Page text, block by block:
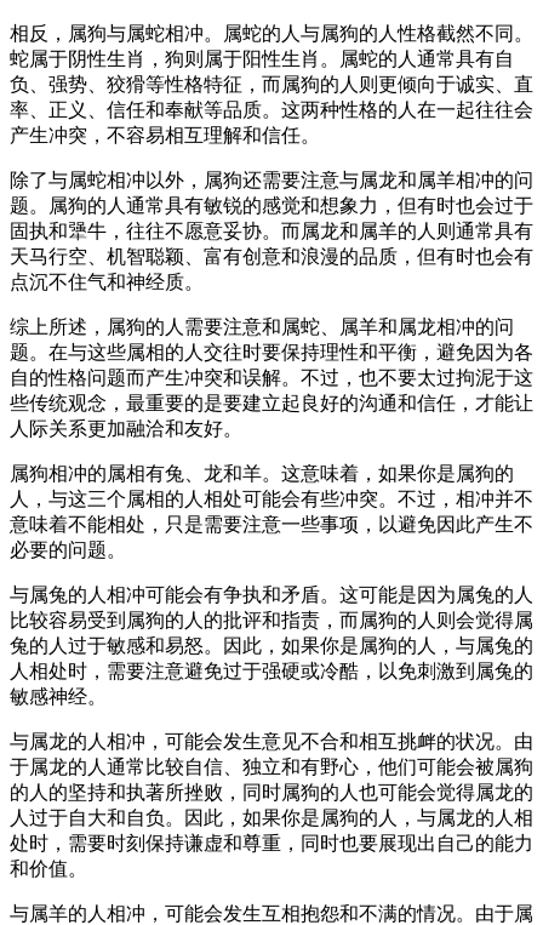
相反，属狗与属蛇相冲。属蛇的人与属狗的人性格截然不同。
蛇属于阴性生肖，狗则属于阳性生肖。属蛇的人通常具有自
负、强势、狡猾等性格特征，而属狗的人则更倾向于诚实、直
率、正义、信任和奉献等品质。这两种性格的人在一起往往会
产生冲突，不容易相互理解和信任。
除了与属蛇相冲以外，属狗还需要注意与属龙和属羊相冲的问
题。属狗的人通常具有敏锐的感觉和想象力，但有时也会过于
固执和犟牛，往往不愿意妥协。而属龙和属羊的人则通常具有
天马行空、机智聪颖、富有创意和浪漫的品质，但有时也会有
点沉不住气和神经质。
综上所述，属狗的人需要注意和属蛇、属羊和属龙相冲的问
题。在与这些属相的人交往时要保持理性和平衡，避免因为各
自的性格问题而产生冲突和误解。不过，也不要太过拘泥于这
些传统观念，最重要的是要建立起良好的沟通和信任，才能让
人际关系更加融洽和友好。
属狗相冲的属相有兔、龙和羊。这意味着，如果你是属狗的
人，与这三个属相的人相处可能会有些冲突。不过，相冲并不
意味着不能相处，只是需要注意一些事项，以避免因此产生不
必要的问题。
与属兔的人相冲可能会有争执和矛盾。这可能是因为属兔的人
比较容易受到属狗的人的批评和指责，而属狗的人则会觉得属
兔的人过于敏感和易怒。因此，如果你是属狗的人，与属兔的
人相处时，需要注意避免过于强硬或冷酷，以免刺激到属兔的
敏感神经。
与属龙的人相冲，可能会发生意见不合和相互挑衅的状况。由
于属龙的人通常比较自信、独立和有野心，他们可能会被属狗
的人的坚持和执著所挫败，同时属狗的人也可能会觉得属龙的
人过于自大和自负。因此，如果你是属狗的人，与属龙的人相
处时，需要时刻保持谦虚和尊重，同时也要展现出自己的能力
和价值。
与属羊的人相冲，可能会发生互相抱怨和不满的情况。由于属